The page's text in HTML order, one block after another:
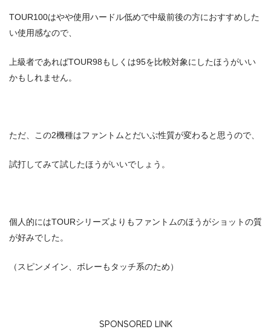
TOUR100はやや使用ハードル低めで中級前後の方におすすめした
い使用感なので、
上級者であればTOUR98もしくは95を比較対象にしたほうがいい
かもしれません。
ただ、この2機種はファントムとだいぶ性質が変わると思うので、
試打してみて試したほうがいいでしょう。
個人的にはTOURシリーズよりもファントムのほうがショットの質
が好みでした。
（スピンメイン、ボレーもタッチ系のため）
SPONSORED LINK